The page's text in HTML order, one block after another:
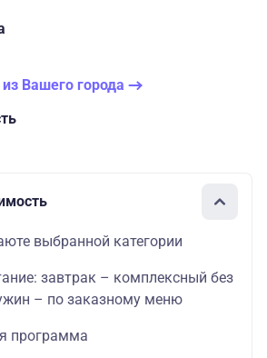
Вашего города
выбранной категории
завтрак – комплексный без
– по заказному меню
программа